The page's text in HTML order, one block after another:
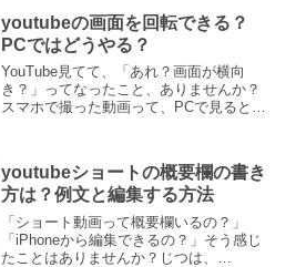
い！」「収益化のための機能を使いた
い！」そう...
youtubeの画面を回転できる？
PCではどうやる？
YouTube見てて、「あれ？画面が横向
き？」ってなったこと、ありませんか？
スマホで撮った動画って、PCで見ると角
とした工夫で、ちゃんと見やすい角度に
できます！この記事...
youtubeショートの概要欄の書き
方は？例文と編集する方法
「ショート動画って概要欄いるの？」
「iPhoneから編集できるの？」そう感じ
たことはありませんか？じつは、